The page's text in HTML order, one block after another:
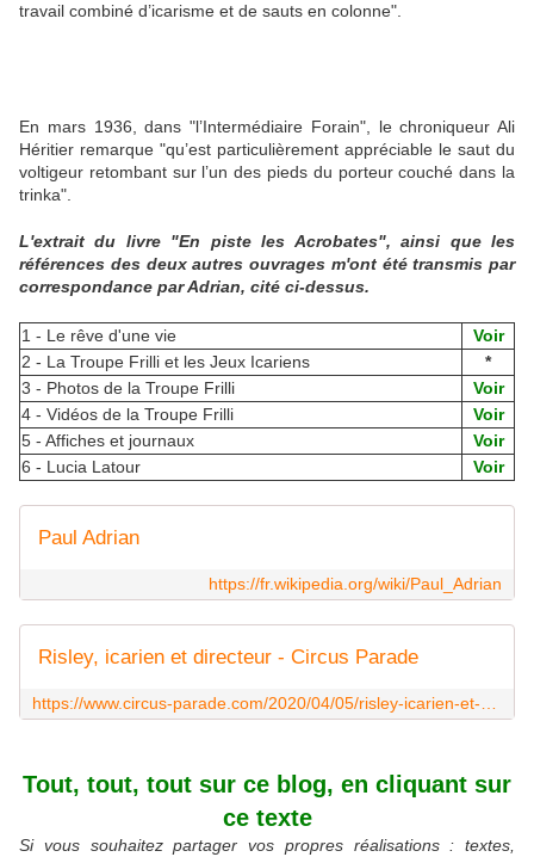
travail combiné d’icarisme et de sauts en colonne".
En mars 1936, dans "l’Intermédiaire Forain", le chroniqueur Ali
Héritier remarque "qu’est particulièrement appréciable le saut du
voltigeur retombant sur l’un des pieds du porteur couché dans la
trinka".
L'extrait du livre "En piste les Acrobates", ainsi que les
références des deux autres ouvrages m'ont été transmis par
correspondance par Adrian, cité ci-dessus.
1 - Le rêve d'une vie
Voir
2 - La Troupe Frilli et les Jeux Icariens
*
3 - Photos de la Troupe Frilli
Voir
4 - Vidéos de la Troupe Frilli
Voir
5 - Affiches et journaux
Voir
6 - Lucia Latour
Voir
Paul Adrian
https://fr.wikipedia.org/wiki/Paul_Adrian
Risley, icarien et directeur - Circus Parade
Tout, tout, tout sur ce blog, en cliquant sur
ce texte
Si vous souhaitez partager vos propres réalisations : textes,